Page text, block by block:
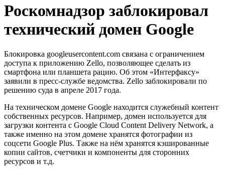
Роскомнадзор заблокировал
технический домен Google
Блокировка googleusercontent.com связана с ограничением
доступа к приложению Zello, позволяющее сделать из
смартфона или планшета рацию. Об этом «Интерфаксу»
заявили в пресс-службе ведомства. Zello заблокировали по
решению суда в апреле 2017 года.
На техническом домене Google находится служебный контент
собственных ресурсов. Например, домен используется для
загрузки контента с Google Cloud Content Delivery Network, а
также именно на этом домене хранятся фотографии из
соцсети Google Plus. Также на нём хранятся кэшированные
копии сайтов, счетчики и компоненты для сторонних
ресурсов и т.д.